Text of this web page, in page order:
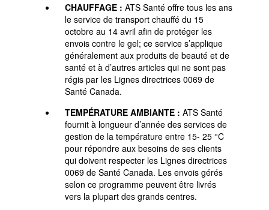
CHAUFFAGE : ATS Santé offre tous les ans
le service de transport chauffé du 15
octobre au 14 avril afin de protéger les
envois contre le gel; ce service s’applique
généralement aux produits de beauté et de
santé et à d’autres articles qui ne sont pas
régis par les Lignes directrices 0069 de
Santé Canada.
TEMPÉRATURE AMBIANTE : ATS Santé
fournit à longueur d’année des services de
gestion de la température entre 15- 25 °C
pour répondre aux besoins de ses clients
qui doivent respecter les Lignes directrices
0069 de Santé Canada. Les envois gérés
selon ce programme peuvent être livrés
vers la plupart des grands centres.